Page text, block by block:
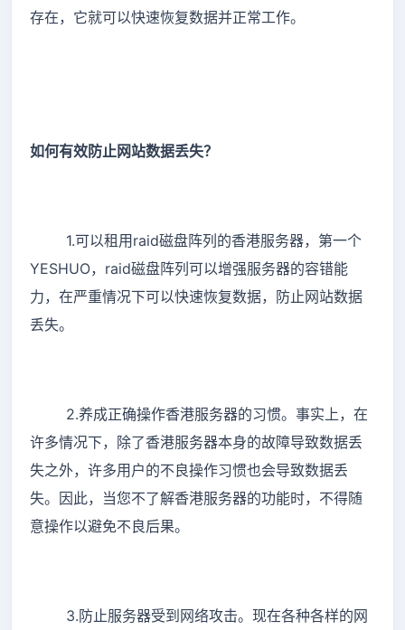
存在，它就可以快速恢复数据并正常工作。
如何有效防止网站数据丢失？
1.可以租用raid磁盘阵列的香港服务器，第一个
YESHUO，raid磁盘阵列可以增强服务器的容错能
力，在严重情况下可以快速恢复数据，防止网站数据
丢失。
2.养成正确操作香港服务器的习惯。事实上，在
许多情况下，除了香港服务器本身的故障导致数据丢
失之外，许多用户的不良操作习惯也会导致数据丢
失。因此，当您不了解香港服务器的功能时，不得随
意操作以避免不良后果。
3.防止服务器受到网络攻击。现在各种各样的网